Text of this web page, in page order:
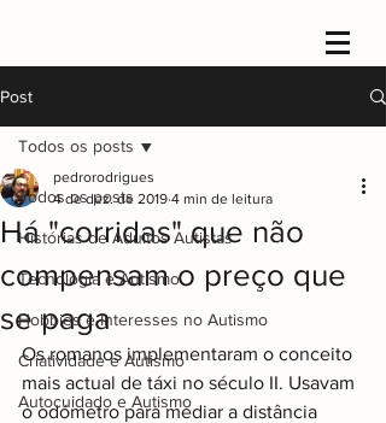
Post
Todos os posts
Histórias de Adultos Autistas
Tecnologia e Autismo
Hobbies e Interesses no Autismo
Criatividade e Autismo
Autocuidado e Autismo
Todos os posts
Há "corridas" que não
compensam o preço que
se paga
pedrorodrigues
4 de dez. de 2019 4 min de leitura
Os romanos implementaram o conceito
mais actual de táxi no século II. Usavam
o odómetro para mediar a distância